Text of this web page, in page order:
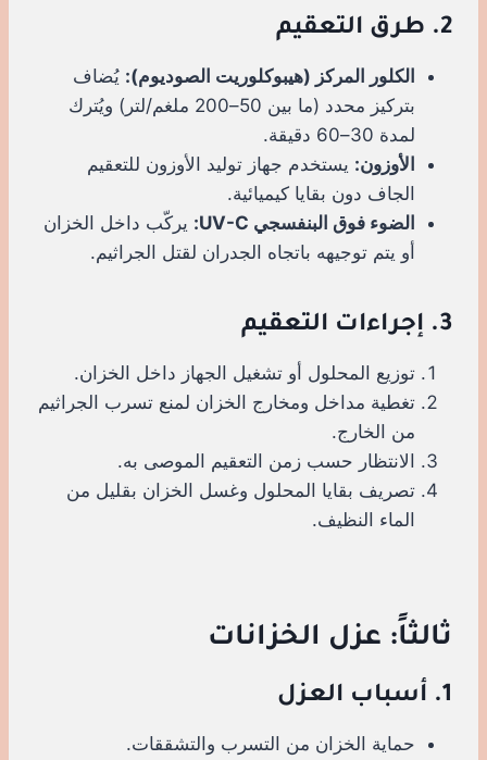
2. طرق التعقيم
الكلور المركز (هيبوكلوريت الصوديوم): يُضاف
بتركيز محدد (ما بين 50–200 ملغم/لتر) ويُترك
لمدة 30–60 دقيقة.
الأوزون: يستخدم جهاز توليد الأوزون للتعقيم
الجاف دون بقايا كيميائية.
الضوء فوق البنفسجي UV-C:
يركّب داخل الخزان
أو يتم توجيهه باتجاه الجدران لقتل الجراثيم.
3. إجراءات التعقيم
توزيع المحلول أو تشغيل الجهاز داخل الخزان.
تغطية مداخل ومخارج الخزان لمنع تسرب الجراثيم
من الخارج.
الانتظار حسب زمن التعقيم الموصى به.
تصريف بقايا المحلول وغسل الخزان بقليل من
الماء النظيف.
ثالثاً: عزل الخزانات
1. أسباب العزل
حماية الخزان من التسرب والتشققات.